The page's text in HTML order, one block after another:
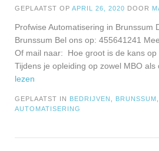
GEPLAATST OP APRIL 26, 2020 DOOR
Profwise Automatisering in Brunssum
Brunssum Bel ons op: 455641241
Of mail naar: Hoe groot is de kans op
Tijdens je opleiding op zowel MBO als
lezen
GEPLAATST IN BEDRIJVEN BRUNSSUM
AUTOMATISERING